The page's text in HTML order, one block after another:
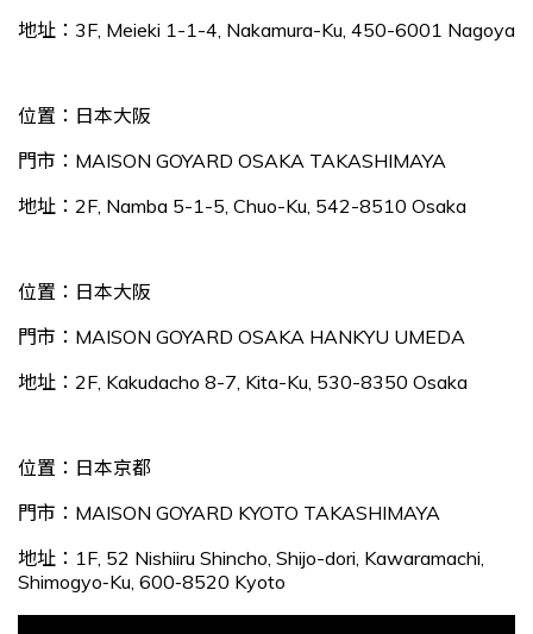
地址：3F, Meieki 1-1-4, Nakamura-Ku, 450-6001 Nagoya
位置：日本大阪
門市：MAISON GOYARD OSAKA TAKASHIMAYA
地址：2F, Namba 5-1-5, Chuo-Ku, 542-8510 Osaka
位置：日本大阪
門市：MAISON GOYARD OSAKA HANKYU UMEDA
地址：2F, Kakudacho 8-7, Kita-Ku, 530-8350 Osaka
位置：日本京都
門市：MAISON GOYARD KYOTO TAKASHIMAYA
地址：1F, 52 Nishiiru Shincho, Shijo-dori, Kawaramachi,
Shimogyo‑Ku, 600‑8520 Kyoto